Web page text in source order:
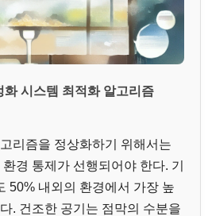
화 시스템 최적화 알고리즘
리즘을 정상화하기 위해서는
경 통제가 선행되어야 한다. 기
50% 내외의 환경에서 가장 높
. 건조한 공기는 점막의 수분을